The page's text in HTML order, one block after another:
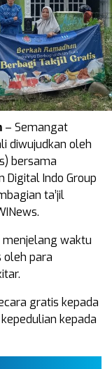
– Semangat
diwujudkan oleh
bersama
Digital Indo Group
ta’jil
waktu
oleh para
gratis kepada
kepada